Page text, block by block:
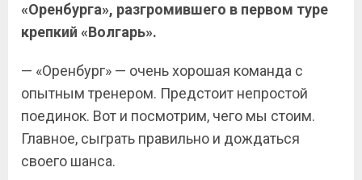
«Оренбурга», разгромившего в первом туре
крепкий «Волгарь».
— «Оренбург» — очень хорошая команда с
опытным тренером. Предстоит непростой
поединок. Вот и посмотрим, чего мы стоим.
Главное, сыграть правильно и дождаться
своего шанса.